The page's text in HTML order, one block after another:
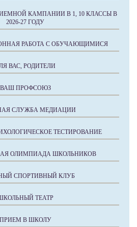
КАМПАНИИ В 1, 10 КЛАССЫ В
2026-27 ГОДУ
РАБОТА С ОБУЧАЮЩИМИСЯ
ВАС, РОДИТЕЛИ
ВАШ ПРОФСОЮЗ
СЛУЖБА МЕДИАЦИИ
ТЕСТИРОВАНИЕ
ОЛИМПИАДА ШКОЛЬНИКОВ
СПОРТИВНЫЙ КЛУБ
ТЕАТР
ПРИЕМ В ШКОЛУ